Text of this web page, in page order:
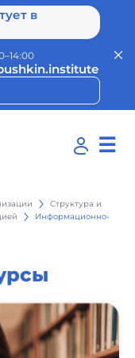
в
☰
Структура и
Информационно-